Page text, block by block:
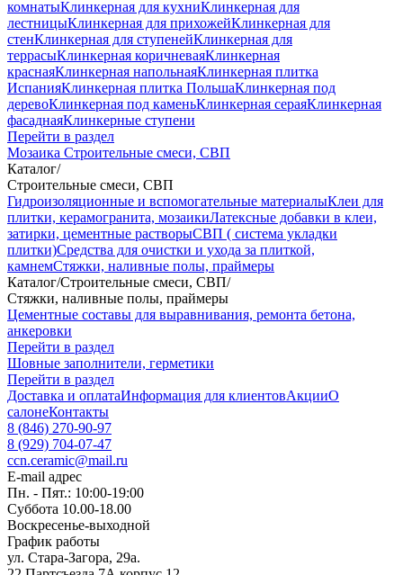
комнатыКлинкерная для кухниКлинкерная для
лестницыКлинкерная для прихожейКлинкерная для
стенКлинкерная для ступенейКлинкерная для
террасыКлинкерная коричневаяКлинкерная
краснаяКлинкерная напольнаяКлинкерная плитка
ИспанияКлинкерная плитка ПольшаКлинкерная под
деревоКлинкерная под каменьКлинкерная сераяКлинкерная
фасаднаяКлинкерные ступени
Перейти в раздел
Мозаика Строительные смеси, СВП
Каталог/
Строительные смеси, СВП
Гидроизоляционные и вспомогательные материалыКлеи для
плитки, керамогранита, мозаикиЛатексные добавки в клеи,
затирки, цементные растворыСВП ( система укладки
плитки)Средства для очистки и ухода за плиткой,
камнемСтяжки, наливные полы, праймеры
Каталог/Строительные смеси, СВП/
Стяжки, наливные полы, праймеры
Цементные составы для выравнивания, ремонта бетона,
анкеровки
Перейти в раздел
Шовные заполнители, герметики
Перейти в раздел
Доставка и оплатаИнформация для клиентовАкцииО
салонеКонтакты
8 (846) 270-90-97
8 (929) 704-07-47
ccn.ceramic@mail.ru
E-mail адрес
Пн. - Пят.: 10:00-19:00
Суббота 10.00-18.00
Воскресенье-выходной
График работы
ул. Стара-Загора, 29а.